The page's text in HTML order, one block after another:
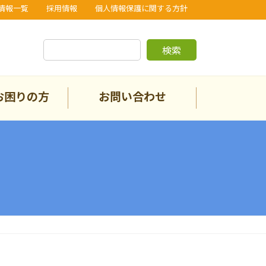
報一覧 採用情報 個人情報保護に関する方針
検索
困りの方 お問い合わせ